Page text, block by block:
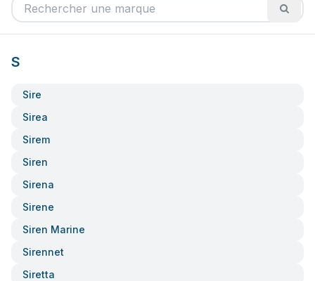
S
Sire
Sirea
Sirem
Siren
Sirena
Sirene
Siren Marine
Sirennet
Siretta